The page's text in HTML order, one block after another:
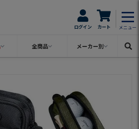
ログイン カート メニュー
全商品 メーカー別